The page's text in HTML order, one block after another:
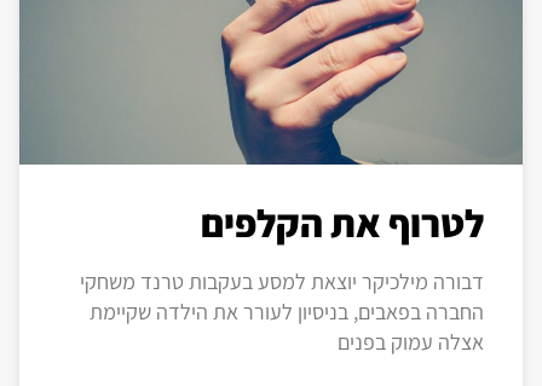
לטרוף את הקלפים
דבורה מילכיקר יוצאת למסע בעקבות טרנד משחקי
החברה בפאבים, בניסיון לעורר את הילדה שקיימת
אצלה עמוק בפנים